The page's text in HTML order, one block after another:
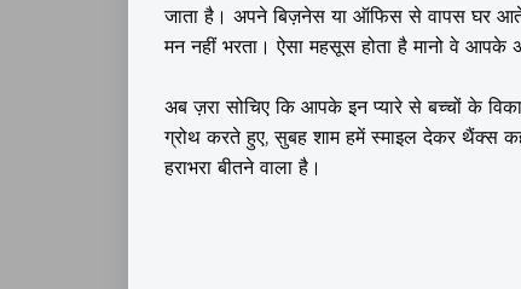
जाता है। अपने बिज़नेस या ऑफिस से वापस घर
मन नहीं भरता। ऐसा महसूस होता है मानो वे आपके
अब ज़रा सोचिए कि आपके इन प्यारे से बच्चों के
ग्रोथ करते हुए, सुबह शाम हमें स्माइल देकर थैंक्स
हराभरा बीतने वाला है।